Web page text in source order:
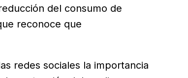
del consumo de
reconoce que
redes sociales la importancia